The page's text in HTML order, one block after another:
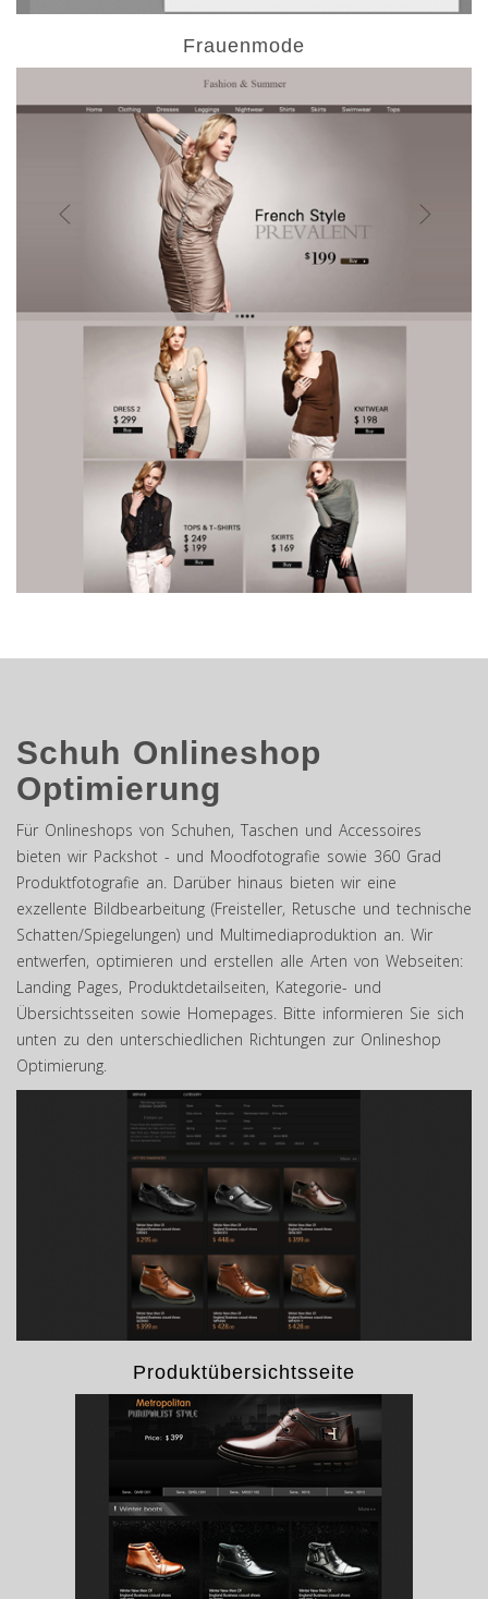
Frauenmode
Schuh Onlineshop
Optimierung
Für Onlineshops von Schuhen, Taschen und Accessoires
bieten wir Packshot - und Moodfotografie sowie 360 Grad
Produktfotografie an. Darüber hinaus bieten wir eine
exzellente Bildbearbeitung (Freisteller, Retusche und technische
Schatten/Spiegelungen) und Multimediaproduktion an. Wir
entwerfen, optimieren und erstellen alle Arten von Webseiten:
Landing Pages, Produktdetailseiten, Kategorie- und
Übersichtsseiten sowie Homepages. Bitte informieren Sie sich
unten zu den unterschiedlichen Richtungen zur Onlineshop
Optimierung.
Produktübersichtsseite